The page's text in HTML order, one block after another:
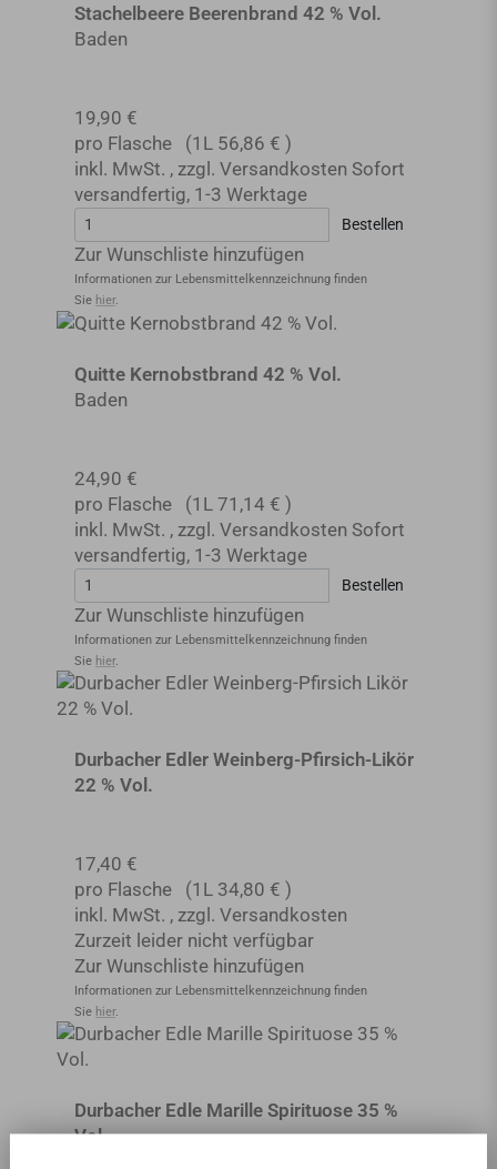
Stachelbeere Beerenbrand 42 % Vol.
Baden
19,90 €
pro Flasche
(1L 56,86 € )
inkl. MwSt. , zzgl. Versandkosten Sofort
versandfertig, 1-3 Werktage
Bestellen
Zur Wunschliste hinzufügen
Informationen zur Lebensmittel­kennzeichnung finden
Sie hier.
Quitte Kernobstbrand 42 % Vol.
Baden
24,90 €
pro Flasche
(1L 71,14 € )
inkl. MwSt. , zzgl. Versandkosten Sofort
versandfertig, 1-3 Werktage
Bestellen
Zur Wunschliste hinzufügen
Informationen zur Lebensmittel­kennzeichnung finden
Sie hier.
Durbacher Edler Weinberg-Pfirsich-Likör
22 % Vol.
17,40 €
pro Flasche
(1L 34,80 € )
inkl. MwSt. , zzgl. Versandkosten
Zurzeit leider nicht verfügbar
Zur Wunschliste hinzufügen
Informationen zur Lebensmittel­kennzeichnung finden
Sie hier.
Durbacher Edle Marille Spirituose 35 %
Vol.